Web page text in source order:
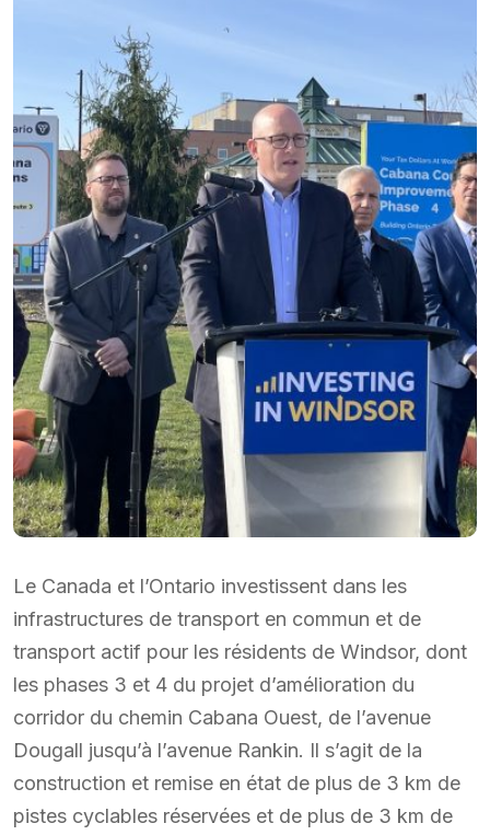
Le Canada et l’Ontario investissent dans les
infrastructures de transport en commun et de
transport actif pour les résidents de Windsor, dont
les phases 3 et 4 du projet d’amélioration du
corridor du chemin Cabana Ouest, de l’avenue
Dougall jusqu’à l’avenue Rankin. Il s’agit de la
construction et remise en état de plus de 3 km de
pistes cyclables réservées et de plus de 3 km de